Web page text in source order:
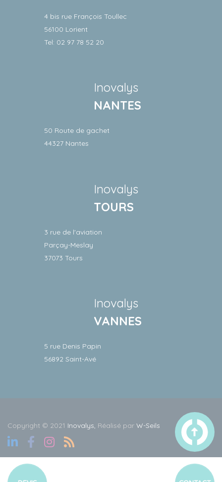
4 bis rue François Toullec
56100 Lorient
Tel: 02 97 78 52 20
Inovalys
NANTES
50 Route de gachet
44327 Nantes
Inovalys
TOURS
3 rue de l'aviation
Parçay-Meslay
37073 Tours
Inovalys
VANNES
5 rue Denis Papin
56892 Saint-Avé
Copyright © 2021 Inovalys, Réalisé par W-Seils